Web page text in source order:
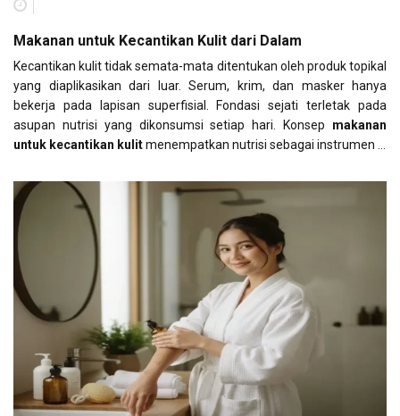
Makanan untuk Kecantikan Kulit dari Dalam
Kecantikan kulit tidak semata-mata ditentukan oleh produk topikal
yang diaplikasikan dari luar. Serum, krim, dan masker hanya
bekerja pada lapisan superfisial. Fondasi sejati terletak pada
asupan nutrisi yang dikonsumsi setiap hari. Konsep makanan
untuk kecantikan kulitmenempatkan nutrisi sebagai instrumen …